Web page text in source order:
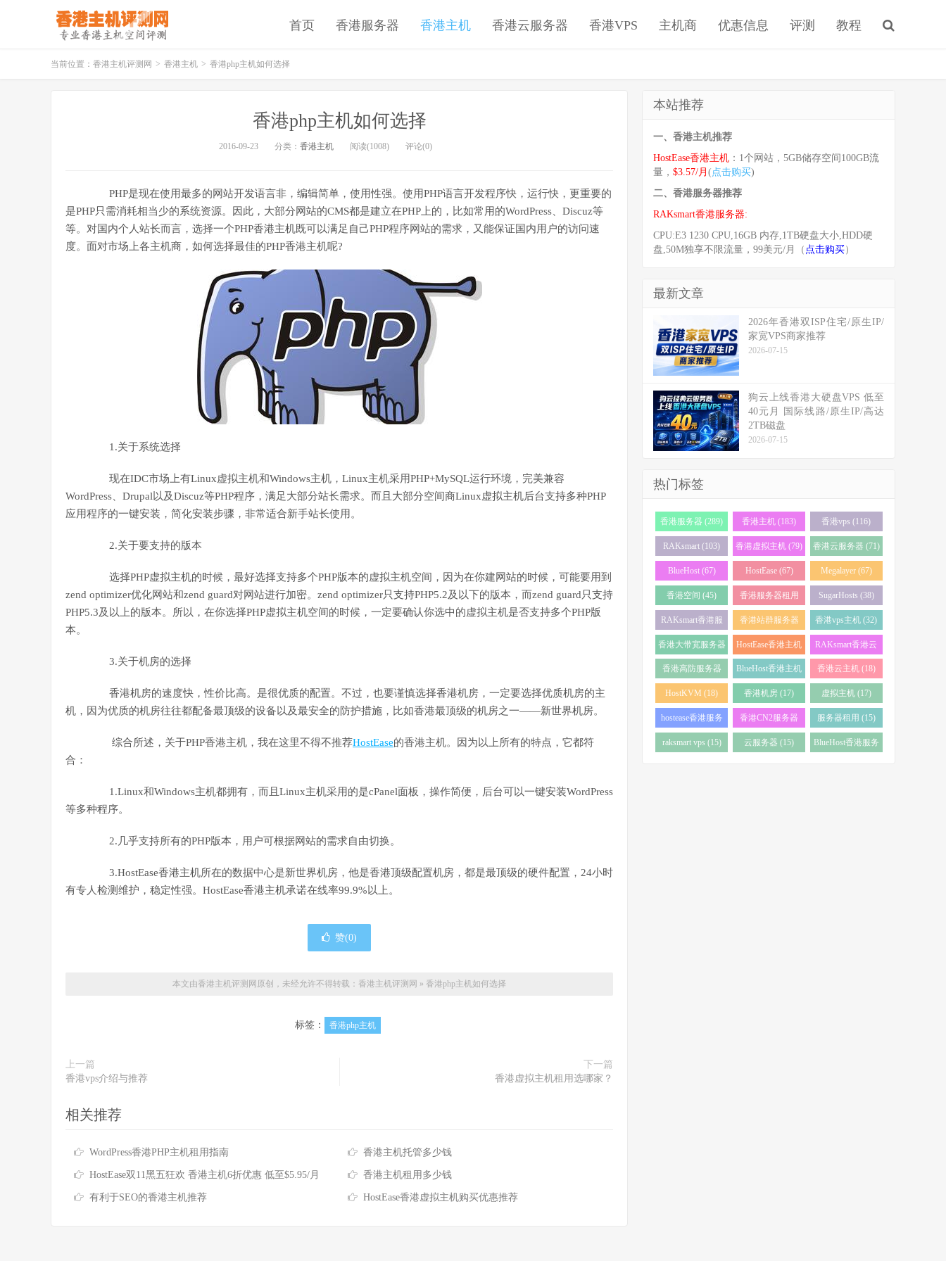
首页 香港服务器 香港主机 香港云服务器 香港VPS 主机商 优惠信息 评测 教程
当前位置： 香港主机评测网 > 香港主机 > 香港php主机如何选择
香港php主机如何选择
2016-09-23 分类： 香港主机 阅读(1008) 评论(0)
PHP是现在使用最多的网站开发语言非，编辑简单，使用性强。使用PHP语言开发程序快，运行快，更重要的
是PHP只需消耗相当少的系统资源。因此，大部分网站的CMS都是建立在PHP上的，比如常用的WordPress、Discuz等
等。对国内个人站长而言，选择一个PHP香港主机既可以满足自己PHP程序网站的需求，又能保证国内用户的访问速
度。面对市场上各主机商，如何选择最佳的PHP香港主机呢?
1.关于系统选择
现在IDC市场上有Linux虚拟主机和Windows主机，Linux主机采用PHP+MySQL运行环境，完美兼容
WordPress、Drupal以及Discuz等PHP程序，满足大部分站长需求。而且大部分空间商Linux虚拟主机后台支持多种PHP
应用程序的一键安装，简化安装步骤，非常适合新手站长使用。
2.关于要支持的版本
选择PHP虚拟主机的时候，最好选择支持多个PHP版本的虚拟主机空间，因为在你建网站的时候，可能要用到
zend optimizer优化网站和zend guard对网站进行加密。zend optimizer只支持PHP5.2及以下的版本，而zend guard只支持
PHP5.3及以上的版本。所以，在你选择PHP虚拟主机空间的时候，一定要确认你选中的虚拟主机是否支持多个PHP版
本。
3.关于机房的选择
香港机房的速度快，性价比高。是很优质的配置。不过，也要谨慎选择香港机房，一定要选择优质机房的主
机，因为优质的机房往往都配备最顶级的设备以及最安全的防护措施，比如香港最顶级的机房之一——新世界机房。
综合所述，关于PHP香港主机，我在这里不得不推荐HostEase的香港主机。因为以上所有的特点，它都符
合：
1.Linux和Windows主机都拥有，而且Linux主机采用的是cPanel面板，操作简便，后台可以一键安装WordPress
等多种程序。
2.几乎支持所有的PHP版本，用户可根据网站的需求自由切换。
3.HostEase香港主机所在的数据中心是新世界机房，他是香港顶级配置机房，都是最顶级的硬件配置，24小时
有专人检测维护，稳定性强。HostEase香港主机承诺在线率99.9%以上。
赞(0)
本文由香港主机评测网原创，未经允许不得转载： 香港主机评测网 » 香港php主机如何选择
标签： 香港php主机
上一篇
香港vps介绍与推荐
下一篇
香港虚拟主机租用选哪家？
相关推荐
WordPress香港PHP主机租用指南 香港主机托管多少钱
HostEase双11黑五狂欢 香港主机6折优惠 低至$5.95/月 香港主机租用多少钱
有利于SEO的香港主机推荐 HostEase香港虚拟主机购买优惠推荐
本站推荐
一、香港主机推荐
HostEase香港主机 ：1个网站，5GB储存空间100GB流
量， $3.57/月 ( 点击购买)
二、香港服务器推荐
RAKsmart香港服务器:
CPU:E3 1230 CPU,16GB 内存,1TB硬盘大小,HDD硬
盘,50M独享不限流量，99美元/月（ 点击购买）
最新文章
2026年香港双ISP住宅/原生IP/
家宽VPS商家推荐
2026-07-15
狗云上线香港大硬盘VPS 低至
40元月 国际线路/原生IP/高达
2TB磁盘
2026-07-15
热门标签
香港服务器 (289) 香港主机 (183) 香港vps (116)
RAKsmart (103) 香港虚拟主机 (79) 香港云服务器 (71)
BlueHost (67) HostEase (67) Megalayer (67)
香港空间 (45)
香港服务器租用
(43)
SugarHosts (38)
RAKsmart香港服
务器 (38)
香港站群服务器
(34)
香港vps主机 (32)
香港大带宽服务器
(32)
HostEase香港主机
(28)
RAKsmart香港云
服务器 (23)
香港高防服务器
(22)
BlueHost香港主机
(21)
香港云主机 (18)
HostKVM (18) 香港机房 (17) 虚拟主机 (17)
hostease香港服务
器 (17)
香港CN2服务器
(17)
服务器租用 (15)
raksmart vps (15) 云服务器 (15)
BlueHost香港服务